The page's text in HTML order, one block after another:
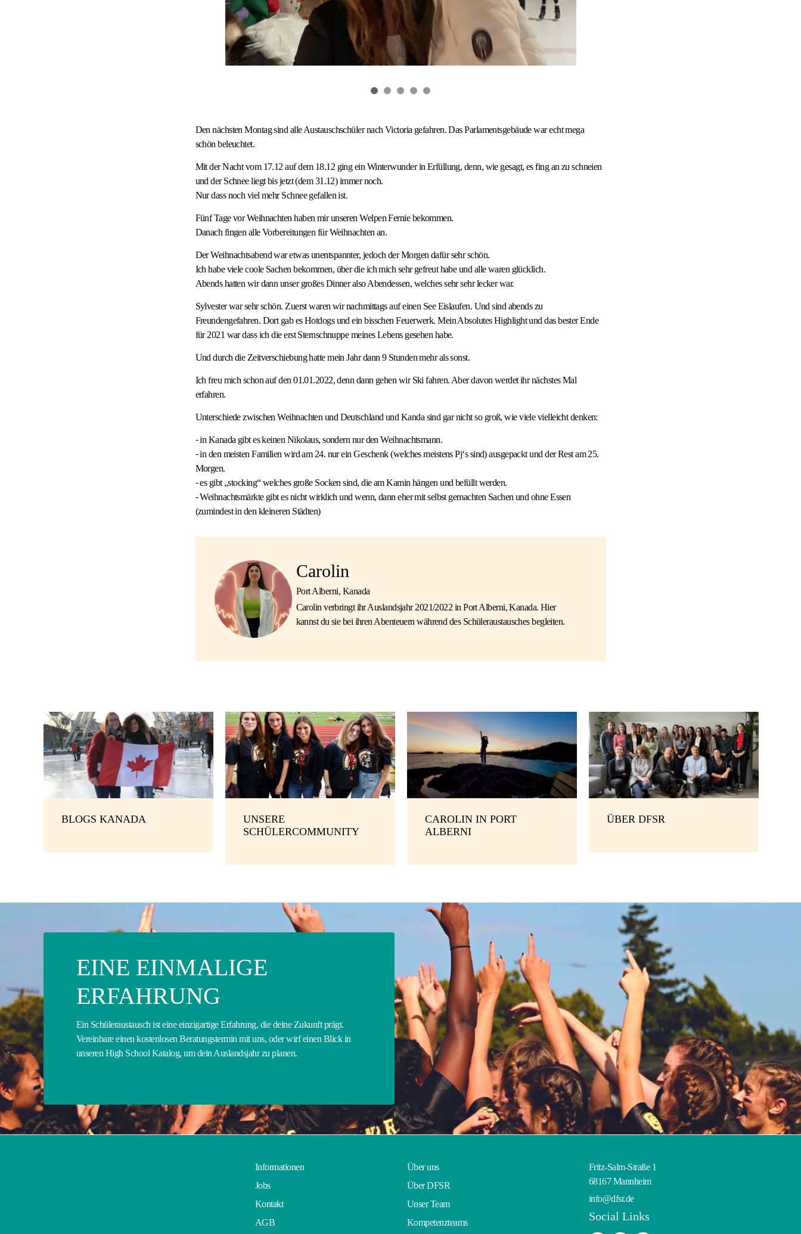
Den nächsten Montag sind alle Austauschschüler nach Victoria gefahren. Das Parlamentsgebäude war echt mega
schön beleuchtet.
Mit der Nacht vom 17.12 auf dem 18.12 ging ein Winterwunder in Erfüllung, denn, wie gesagt, es fing an zu schneien
und der Schnee liegt bis jetzt (dem 31.12) immer noch.
Nur dass noch viel mehr Schnee gefallen ist.
Fünf Tage vor Weihnachten haben mir unseren Welpen Fernie bekommen.
Danach fingen alle Vorbereitungen für Weihnachten an.
Der Weihnachtsabend war etwas unentspannter, jedoch der Morgen dafür sehr schön.
Ich habe viele coole Sachen bekommen, über die ich mich sehr gefreut habe und alle waren glücklich.
Abends hatten wir dann unser großes Dinner also Abendessen, welches sehr sehr lecker war.
Sylvester war sehr schön. Zuerst waren wir nachmittags auf einen See Eislaufen. Und sind abends zu
Freundengefahren. Dort gab es Hotdogs und ein bisschen Feuerwerk. Mein Absolutes Highlight und das bester Ende
für 2021 war dass ich die erst Sternschnuppe meines Lebens gesehen habe.
Und durch die Zeitverschiebung hatte mein Jahr dann 9 Stunden mehr als sonst.
Ich freu mich schon auf den 01.01.2022, denn dann gehen wir Ski fahren. Aber davon werdet ihr nächstes Mal
erfahren.
Unterschiede zwischen Weihnachten und Deutschland und Kanda sind gar nicht so groß, wie viele vielleicht denken:
⁃ in Kanada gibt es keinen Nikolaus, sondern nur den Weihnachtsmann.
⁃ in den meisten Familien wird am 24. nur ein Geschenk (welches meistens Pj‘s sind) ausgepackt und der Rest am 25.
Morgen.
⁃ es gibt „stocking“ welches große Socken sind, die am Kamin hängen und befüllt werden.
⁃ Weihnachtsmärkte gibt es nicht wirklich und wenn, dann eher mit selbst gemachten Sachen und ohne Essen
(zumindest in den kleineren Städten)
Carolin
Port Alberni, Kanada
Carolin verbringt ihr Auslandsjahr 2021/2022 in Port Alberni, Kanada. Hier
kannst du sie bei ihren Abenteuern während des Schüleraustausches begleiten.
BLOGS KANADA
UNSERE
SCHÜLERCOMMUNITY
CAROLIN IN PORT
ALBERNI
ÜBER DFSR
EINE EINMALIGE
ERFAHRUNG
Ein Schüleraustausch ist eine einzigartige Erfahrung, die deine Zukunft prägt.
Vereinbare einen kostenlosen Beratungstermin mit uns, oder wirf einen Blick in
unseren High School Katalog, um dein Auslandsjahr zu planen.
Informationen
Jobs
Kontakt
AGB
Über uns
Über DFSR
Unser Team
Kompetenzteams
Fritz-Salm-Straße 1
68167 Mannheim
info@dfsr.de
Social Links